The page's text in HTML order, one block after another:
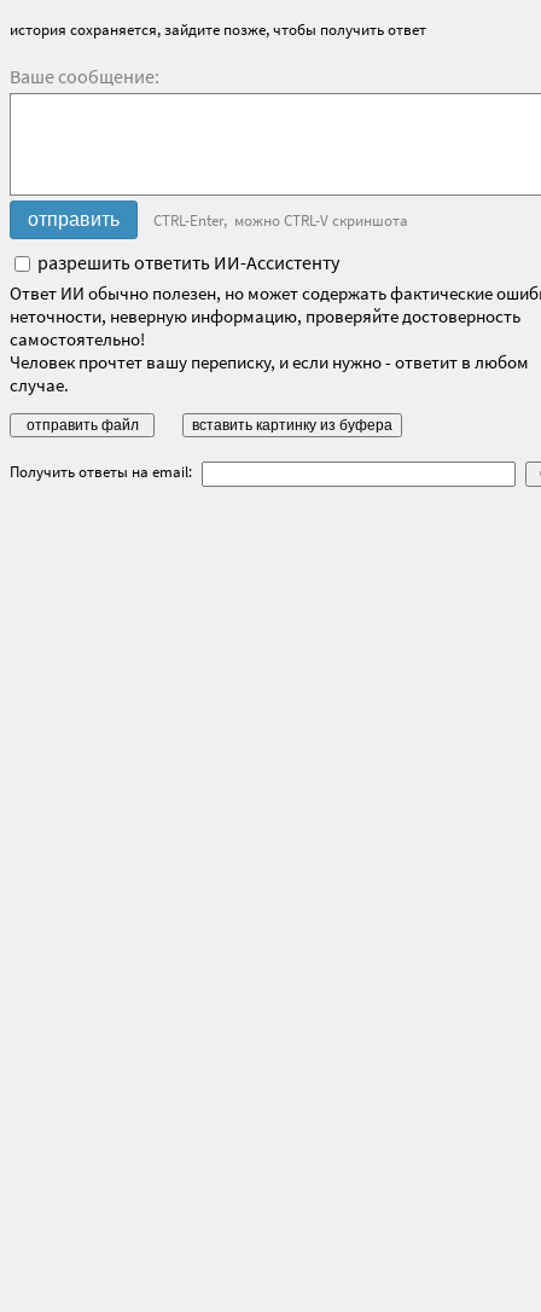
история сохраняется, зайдите позже, чтобы получить ответ
Ваше сообщение:
CTRL-Enter, можно CTRL-V скриншота
разрешить ответить ИИ-Ассистенту
Ответ ИИ обычно полезен, но может содержать фактические
неточности, неверную информацию, проверяйте достоверность
самостоятельно!
Человек прочтет вашу переписку, и если нужно - ответит в любом
случае.
Получить ответы на email: